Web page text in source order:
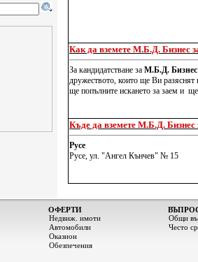
Как да вземете М.Б.Д. Бизнес
За кандидатстване за М.Б.Д. Бизнес
дружеството, които ще Ви разяснят
ще попълните искането за заем и
Къде да вземете М.Б.Д. Бизнес
Русе
Русе, ул. "Ангел Кънчев" № 15
ОФЕРТИ
Недвиж. имоти
Автомобили
Оказион
Обезпечения
Общи
Често